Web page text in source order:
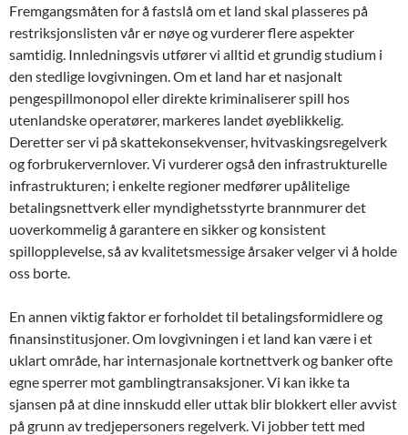
Fremgangsmåten for å fastslå om et land skal plasseres på
restriksjonslisten vår er nøye og vurderer flere aspekter
samtidig. Innledningsvis utfører vi alltid et grundig studium i
den stedlige lovgivningen. Om et land har et nasjonalt
pengespillmonopol eller direkte kriminaliserer spill hos
utenlandske operatører, markeres landet øyeblikkelig.
Deretter ser vi på skattekonsekvenser, hvitvaskingsregelverk
og forbrukervernlover. Vi vurderer også den infrastrukturelle
infrastrukturen; i enkelte regioner medfører upålitelige
betalingsnettverk eller myndighetsstyrte brannmurer det
uoverkommelig å garantere en sikker og konsistent
spillopplevelse, så av kvalitetsmessige årsaker velger vi å holde
oss borte.
En annen viktig faktor er forholdet til betalingsformidlere og
finansinstitusjoner. Om lovgivningen i et land kan være i et
uklart område, har internasjonale kortnettverk og banker ofte
egne sperrer mot gamblingtransaksjoner. Vi kan ikke ta
sjansen på at dine innskudd eller uttak blir blokkert eller avvist
på grunn av tredjepersoners regelverk. Vi jobber tett med